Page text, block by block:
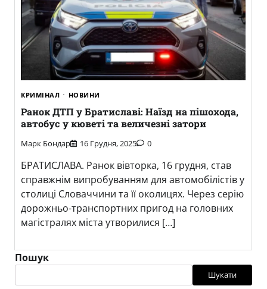
КРИМІНАЛ НОВИНИ
Ранок ДТП у Братиславі: Наїзд на пішохода,
автобус у кюветі та величезні затори
Марк Бондар 16 Грудня, 2025 0
БРАТИСЛАВА. Ранок вівторка, 16 грудня, став
справжнім випробуванням для автомобілістів у
столиці Словаччини та її околицях. Через серію
дорожньо-транспортних пригод на головних
магістралях міста утворилися […]
Пошук
Шукати